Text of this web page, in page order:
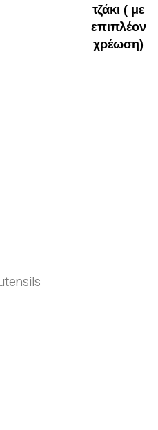
τζάκι ( με
επιπλέον
χρέωση)